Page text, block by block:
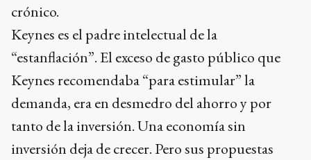
crónico.
Keynes es el padre intelectual de la
“estanflación”. El exceso de gasto público que
Keynes recomendaba “para estimular” la
demanda, era en desmedro del ahorro y por
tanto de la inversión. Una economía sin
inversión deja de crecer. Pero sus propuestas